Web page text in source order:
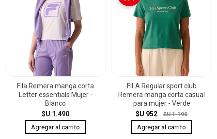
Fila Remera manga corta
Letter essentials Mujer -
Blanco
$U 1.490
FILA Regular sport club
Remera manga corta casual
para mujer - Verde
$U 952
$U 1.190